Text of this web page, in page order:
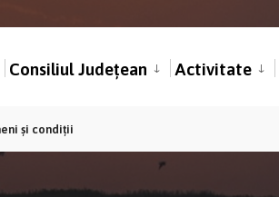
Consiliul Județean Activitate
și condiții